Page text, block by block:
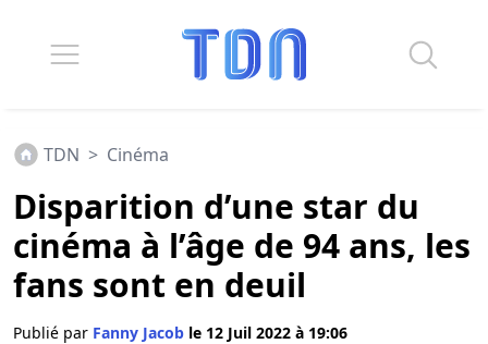
TDN > Cinéma
Disparition d’une star du
cinéma à l’âge de 94 ans, les
fans sont en deuil
Publié par Fanny Jacob le 12 Juil 2022 à 19:06